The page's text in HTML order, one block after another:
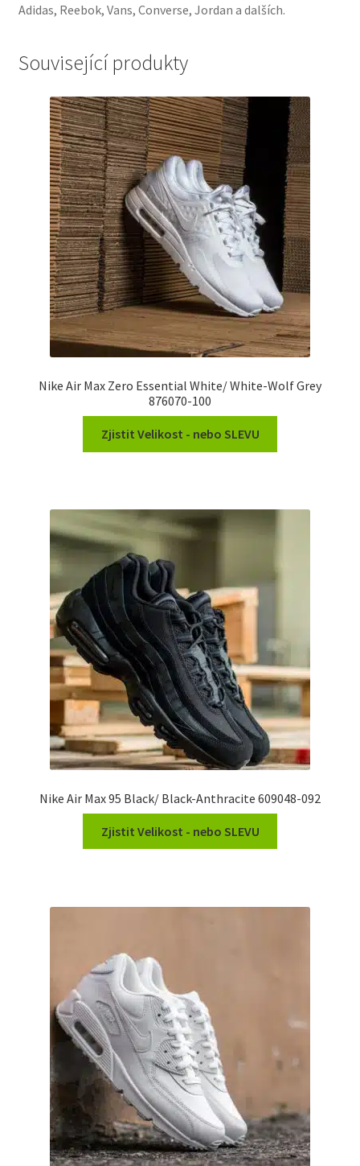
Adidas, Reebok, Vans, Converse, Jordan a dalších.
Související produkty
Nike Air Max Zero Essential White/ White-Wolf Grey
876070-100
Zjistit Velikost - nebo SLEVU
Nike Air Max 95 Black/ Black-Anthracite 609048-092
Zjistit Velikost - nebo SLEVU